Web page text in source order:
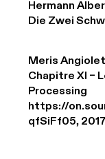
Hermann
Die Zwei
Meris
Chapitre XI –
Processing
https://
qfSiFf05, 2017